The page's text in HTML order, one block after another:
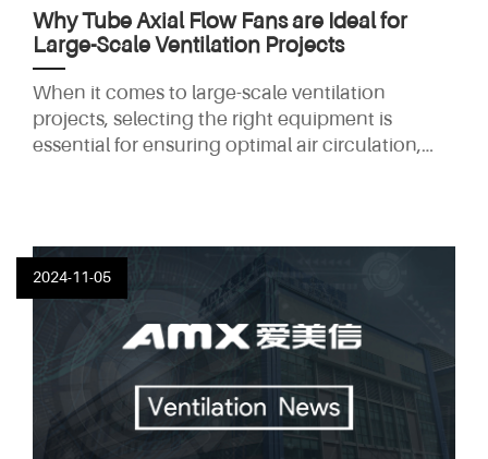
Why Tube Axial Flow Fans are Ideal for
Large-Scale Ventilation Projects
When it comes to large-scale ventilation
projects, selecting the right equipment is
essential for ensuring optimal air circulation,
them the go-to choice for industrial and
commercial applications. In this article, we'll
explore why tube axial flow fans are the ideal
solution for large-scale ventilation systems and
how they can improve the performance
2024-11-05